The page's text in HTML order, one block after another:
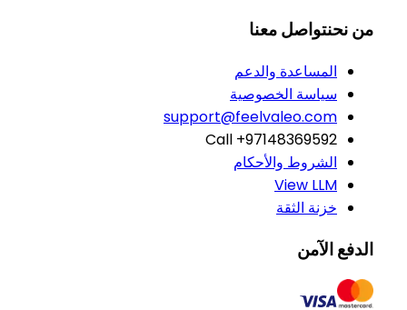
من نحنتواصل معنا
المساعدة والدعم
سياسة الخصوصية
support@feelvaleo.com
Call +97148369592
الشروط والأحكام
View LLM
خزنة الثقة
الدفع الآمن